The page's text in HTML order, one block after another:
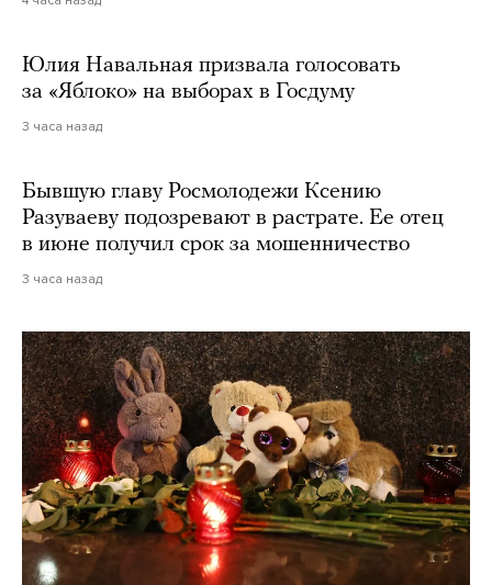
Юлия Навальная призвала голосовать
за «Яблоко» на выборах в Госдуму
3 часа назад
Бывшую главу Росмолодежи Ксению
Разуваеву подозревают в растрате. Ее отец
в июне получил срок за мошенничество
3 часа назад